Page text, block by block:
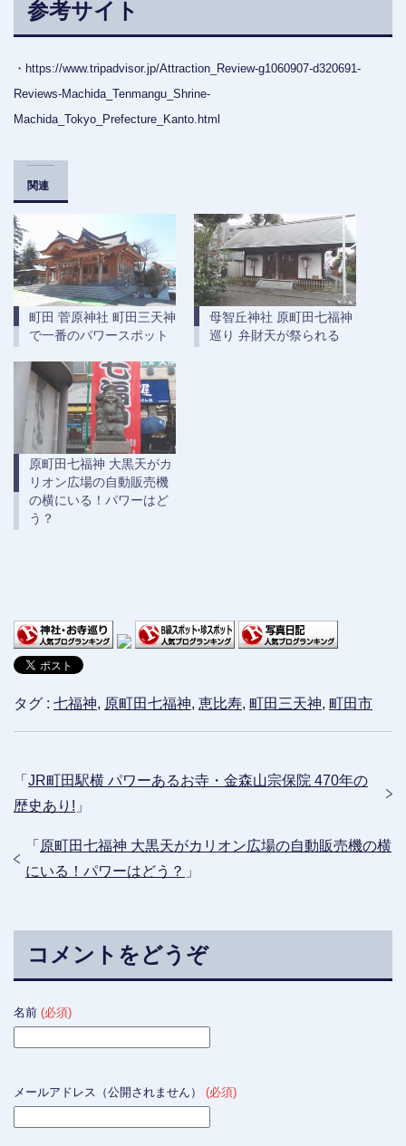
参考サイト
・https://www.tripadvisor.jp/Attraction_Review-g1060907-d320691-
Reviews-Machida_Tenmangu_Shrine-
Machida_Tokyo_Prefecture_Kanto.html
関連
町田 菅原神社 町田三天神
で一番のパワースポット
母智丘神社 原町田七福神
巡り 弁財天が祭られる
原町田七福神 大黒天がカ
リオン広場の自動販売機
の横にいる！パワーはど
う？
タグ : 七福神, 原町田七福神, 恵比寿, 町田三天神, 町田市
「 JR町田駅横 パワーあるお寺・金森山宗保院 470年の
歴史あり! 」
「 原町田七福神 大黒天がカリオン広場の自動販売機の横
にいる！パワーはどう？ 」
コメントをどうぞ
名前 (必須)
メールアドレス（公開されません） (必須)